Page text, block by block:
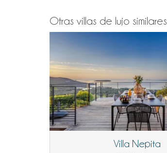
Otras villas de lujo similares
Villa Nepita